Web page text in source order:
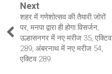
Next
शहर में गणेशोत्सव की तैयारी जोरों
पर, मनपा द्वारा ही होगा विसर्जन,
उल्हासनगर में नए मरीज 35, एक्टिव
289, अंबरनाथ में नए मरीज 54,
एक्टिव 289